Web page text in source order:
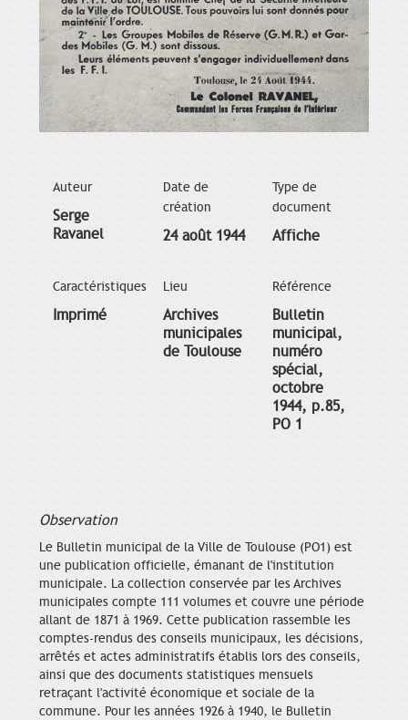
Auteur
Serge
Ravanel
Date de
création
24 août 1944
Type de
document
Affiche
Caractéristiques
Imprimé
Lieu
Archives
municipales
de Toulouse
Référence
Bulletin
municipal,
numéro
spécial,
octobre
1944, p.85,
PO 1
Observation
Le Bulletin municipal de la Ville de Toulouse (PO1) est
une publication officielle, émanant de l'institution
municipale. La collection conservée par les Archives
municipales compte 111 volumes et couvre une période
allant de 1871 à 1969. Cette publication rassemble les
comptes-rendus des conseils municipaux, les décisions,
arrêtés et actes administratifs établis lors des conseils,
ainsi que des documents statistiques mensuels
retraçant l'activité économique et sociale de la
commune. Pour les années 1926 à 1940, le Bulletin